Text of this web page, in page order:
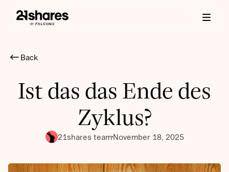
Back
Ist das das Ende des
Zyklus?
21shares teamNovember 18, 2025